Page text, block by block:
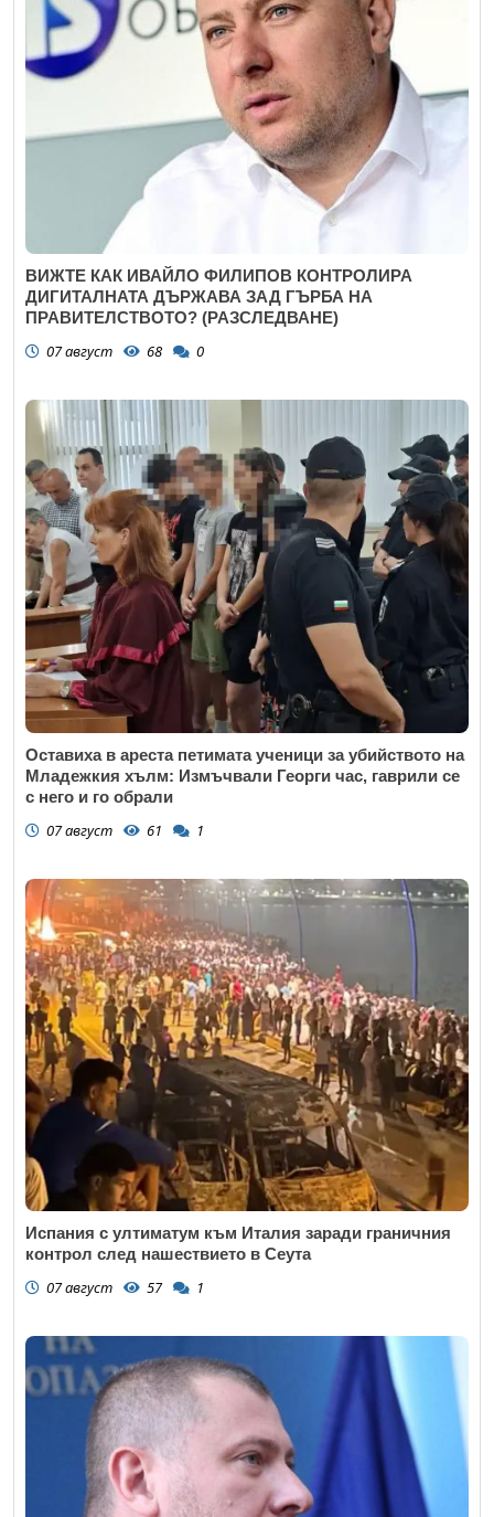
ВИЖТЕ КАК ИВАЙЛО ФИЛИПОВ КОНТРОЛИРА
ДИГИТАЛНАТА ДЪРЖАВА ЗАД ГЪРБА НА
ПРАВИТЕЛСТВОТО? (РАЗСЛЕДВАНЕ)
07 август 68 0
Оставиха в ареста петимата ученици за убийството на
Младежкия хълм: Измъчвали Георги час, гаврили се
с него и го обрали
07 август 61 1
Испания с ултиматум към Италия заради граничния
контрол след нашествието в Сеута
07 август 57 1